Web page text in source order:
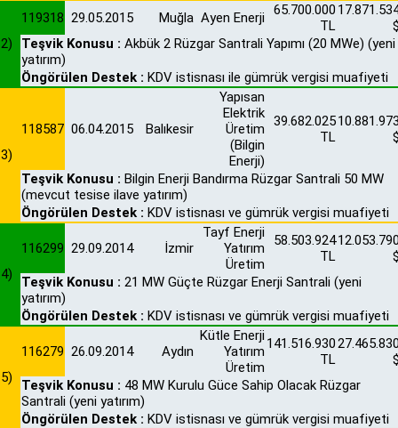
2)
119318 29.05.2015 Muğla Ayen Enerji
65.700.000
TL
Teşvik Konusu : Akbük 2 Rüzgar Santrali Yapımı (20 MWe) (yeni
yatırım)
Öngörülen Destek : KDV istisnası ile gümrük vergisi muafiyeti
3)
118587 06.04.2015 Balıkesir
Yapısan
Elektrik
Üretim
(Bilgin
Enerji)
39.682.025
TL
Teşvik Konusu : Bilgin Enerji Bandırma Rüzgar Santrali 50 MW
(mevcut tesise ilave yatırım)
Öngörülen Destek : KDV istisnası ve gümrük vergisi muafiyeti
4)
116299 29.09.2014 İzmir
Tayf Enerji
Yatırım
Üretim
58.503.924
TL
Teşvik Konusu : 21 MW Güçte Rüzgar Enerji Santrali (yeni
yatırım)
Öngörülen Destek : KDV istisnası ve gümrük vergisi muafiyeti
5)
116279 26.09.2014 Aydın
Kütle Enerji
Yatırım
Üretim
141.516.930
TL
Teşvik Konusu : 48 MW Kurulu Güce Sahip Olacak Rüzgar
Santrali (yeni yatırım)
Öngörülen Destek : KDV istisnası ve gümrük vergisi muafiyeti